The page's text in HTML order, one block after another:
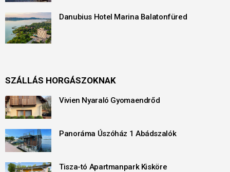
Danubius Hotel Marina Balatonfüred
SZÁLLÁS HORGÁSZOKNAK
Vivien Nyaraló Gyomaendrőd
Panoráma Úszóház 1 Abádszalók
Tisza-tó Apartmanpark Kisköre